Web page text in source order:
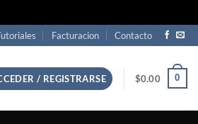
Facturacion Contacto
/ REGISTRARSE $0.00 0